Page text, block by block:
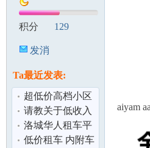
积分 129
发消
Ta最近发表:
超低价高档小区
一房一厅一卫 出
租
请教关于低收入
投资股票
洛城华人租车平
价店
低价租车 内附车
aiyam